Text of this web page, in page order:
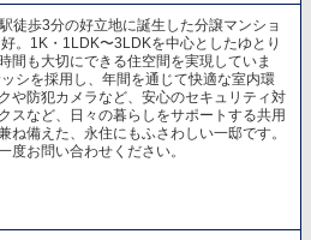
歩3分の好立地に誕生した分譲マンショ
。1K・1LDK〜3LDKを中心としたゆとり
間も大切にできる住空間を実現していま
シを採用し、年間を通じて快適な室内環
や防犯カメラなど、安心のセキュリティ対
スなど、日々の暮らしをサポートする共用
ね備えた、永住にもふさわしい一邸です。
度お問い合わせください。